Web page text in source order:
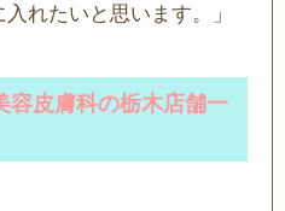
れたいと思います。」
容皮膚科の栃木店舗一